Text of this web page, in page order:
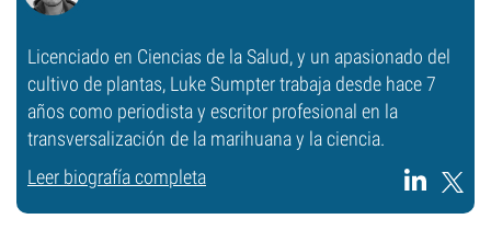
Licenciado en Ciencias de la Salud, y un apasionado del
cultivo de plantas, Luke Sumpter trabaja desde hace 7
años como periodista y escritor profesional en la
transversalización de la marihuana y la ciencia.
Leer biografía completa